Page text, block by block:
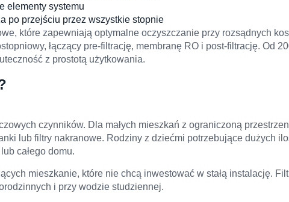
elementy systemu
po przejściu przez wszystkie stopnie
które zapewniają optymalne oczyszczanie przy rozsądnych
łączący pre-filtrację, membranę RO i post-filtrację. Od
z prostotą użytkowania.
czynników. Dla małych mieszkań z ograniczoną
lub filtry nakranowe. Rodziny z dziećmi potrzebujące dużych
całego domu.
mieszkanie, które nie chcą inwestować w stałą instalację.
i przy wodzie studziennej.